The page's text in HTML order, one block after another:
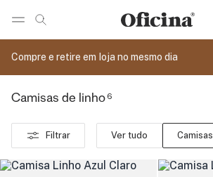
Ir para pagina de pesquisa
Compre e retire em loja no mesmo dia
Camisas de linho 6
Filtrar Ver tudo Camisas